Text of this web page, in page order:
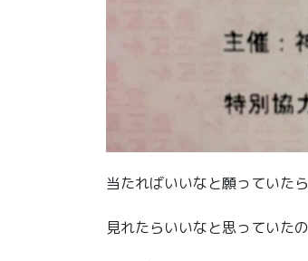
当たればいいなと願っていた
見れたらいいなと思っていた